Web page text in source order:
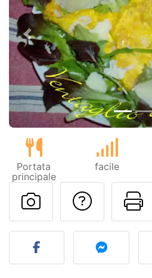
Precedente
Portata
principale
facile
Pubblica la